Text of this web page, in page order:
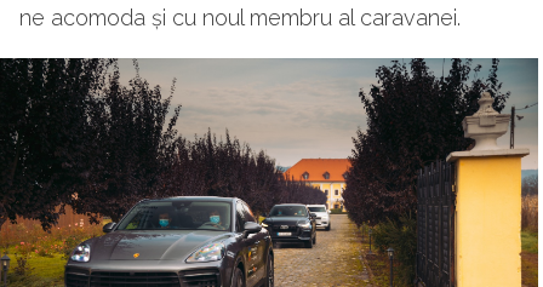
ne acomoda și cu noul membru al caravanei.